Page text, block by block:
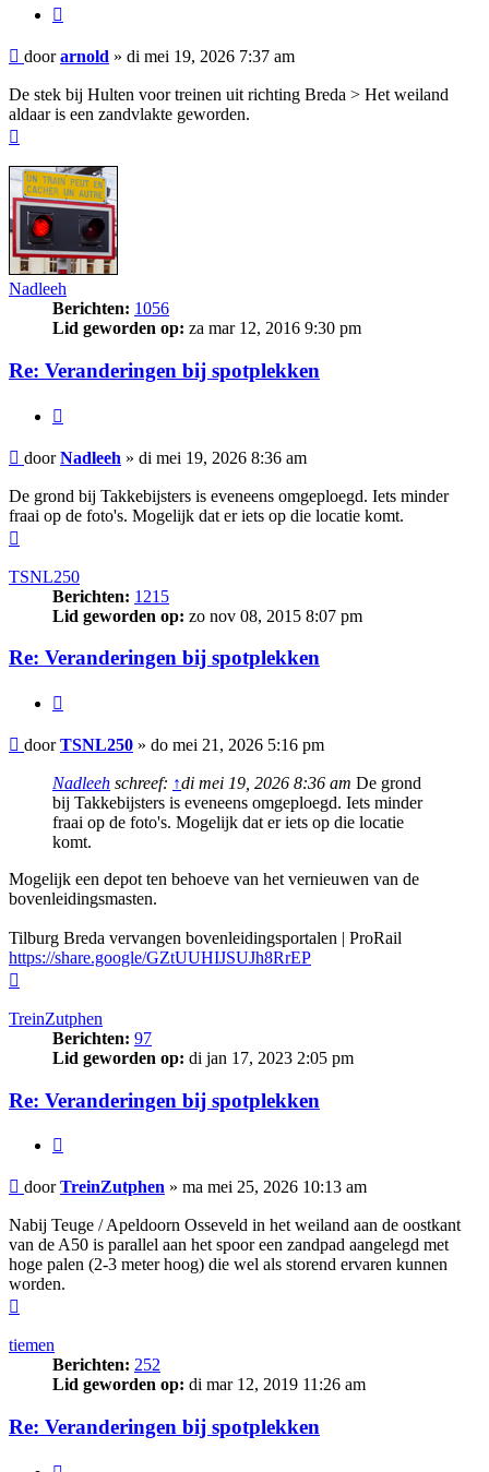
Bericht
doorarnold » di mei 19, 2026 7:37 am
De stek bij Hulten voor treinen uit richting Breda > Het weiland
aldaar is een zandvlakte geworden.
Nadleeh
Berichten: 1056
Lid geworden op: za mar 12, 2016 9:30 pm
Re: Veranderingen bij spotplekken
Bericht
doorNadleeh » di mei 19, 2026 8:36 am
De grond bij Takkebijsters is eveneens omgeploegd. Iets minder
fraai op de foto's. Mogelijk dat er iets op die locatie komt.
TSNL250
Berichten: 1215
Lid geworden op: zo nov 08, 2015 8:07 pm
Re: Veranderingen bij spotplekken
Bericht
doorTSNL250 » do mei 21, 2026 5:16 pm
Nadleeh schreef: ↑di mei 19, 2026 8:36 am De grond
bij Takkebijsters is eveneens omgeploegd. Iets minder
fraai op de foto's. Mogelijk dat er iets op die locatie
komt.
Mogelijk een depot ten behoeve van het vernieuwen van de
bovenleidingsmasten.
Tilburg Breda vervangen bovenleidingsportalen | ProRail
https://share.google/GZtUUHIJSUJh8RrEP
TreinZutphen
Berichten: 97
Lid geworden op: di jan 17, 2023 2:05 pm
Re: Veranderingen bij spotplekken
Bericht
doorTreinZutphen » ma mei 25, 2026 10:13 am
Nabij Teuge / Apeldoorn Osseveld in het weiland aan de oostkant
van de A50 is parallel aan het spoor een zandpad aangelegd met
hoge palen (2-3 meter hoog) die wel als storend ervaren kunnen
worden.
tiemen
Berichten: 252
Lid geworden op: di mar 12, 2019 11:26 am
Re: Veranderingen bij spotplekken